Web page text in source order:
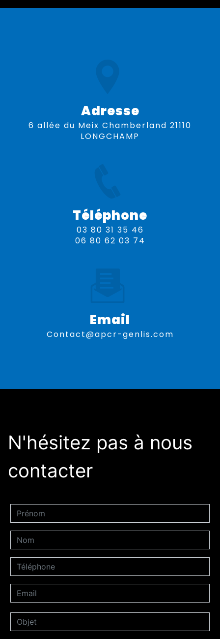
Adresse
6 allée du Meix Chamberland 21110
LONGCHAMP
Téléphone
03 80 31 35 46
06 80 62 03 74
Email
contact@apcr-genlis.com
N'hésitez pas à nous
contacter